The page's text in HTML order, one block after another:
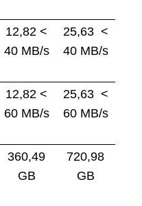
12,82 <
40 MB/s
25,63 <
40 MB/s
12,82 <
60 MB/s
25,63 <
60 MB/s
360,49
GB
720,98
GB